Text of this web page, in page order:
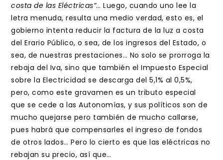
costa de las Eléctricas”… Luego, cuando uno lee la
letra menuda, resulta una medio verdad, esto es, el
gobierno intenta reducir la factura de la luz a costa
del Erario Público, o sea, de los ingresos del Estado, o
sea, de nuestras prestaciones… No solo se prorroga la
rebaja del Iva, sino que también el Impuesto Especial
sobre la Electricidad se descarga del 5,1% al 0,5%,
pero, como este gravamen es un tributo especial
que se cede a las Autonomías, y sus políticos son de
mucho quejarse pero también de mucho callarse,
pues habrá que compensarles el ingreso de fondos
de otros lados… Pero lo cierto es que las eléctricas no
rebajan su precio, así que…